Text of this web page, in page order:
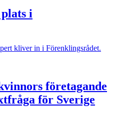
i
kliver in i Förenklingsrådet.
företagande
för Sverige